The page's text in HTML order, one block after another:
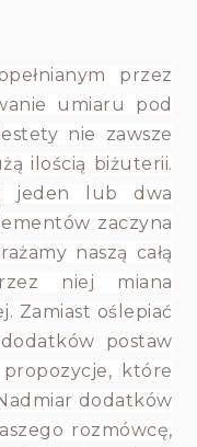
przez
umiaru pod
nie zawsze
ilością biżuterii.
jeden lub dwa
zaczyna
naszą całą
niej miana
Zamiast oślepiać
postaw
które
dodatków
rozmówcę,